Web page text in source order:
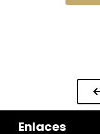
Enlaces